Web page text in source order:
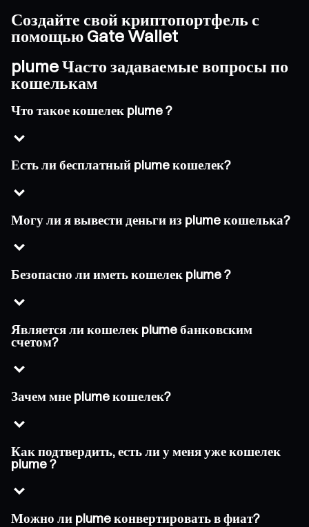
Создайте свой криптопортфель с
помощью Gate Wallet
plume Часто задаваемые вопросы по
кошелькам
Что такое кошелек plume ?
Есть ли бесплатный plume кошелек?
Могу ли я вывести деньги из plume кошелька?
Безопасно ли иметь кошелек plume ?
Является ли кошелек plume банковским
счетом?
Зачем мне plume кошелек?
Как подтвердить, есть ли у меня уже кошелек
plume ?
Можно ли plume конвертировать в фиат?